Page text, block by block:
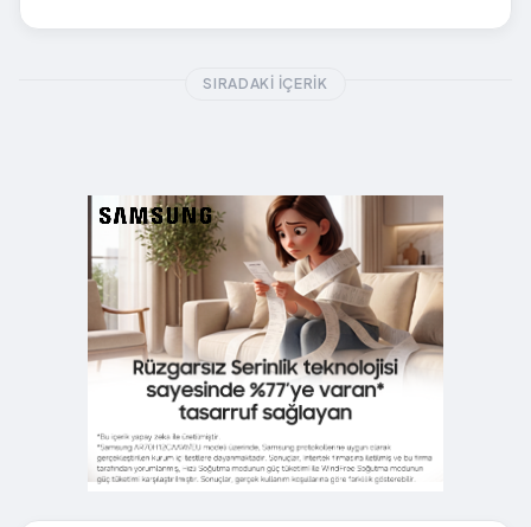
SIRADAKI İÇERIK